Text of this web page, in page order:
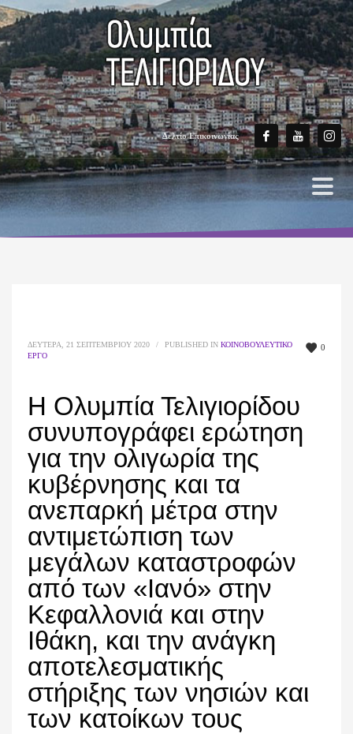
Δελτίο Επικοινωνίας
0
ΔΕΥΤΈΡΑ, 21 ΣΕΠΤΕΜΒΡΊΟΥ 2020 / PUBLISHED IN ΚΟΙΝΟΒΟΥΛΕΥΤΙΚΌ
ΈΡΓΟ
Η Ολυμπία Τελιγιορίδου
συνυπογράφει ερώτηση
για την ολιγωρία της
κυβέρνησης και τα
ανεπαρκή μέτρα στην
αντιμετώπιση των
μεγάλων καταστροφών
από των «Ιανό» στην
Κεφαλλονιά και στην
Ιθάκη, και την ανάγκη
αποτελεσματικής
στήριξης των νησιών και
των κατοίκων τους